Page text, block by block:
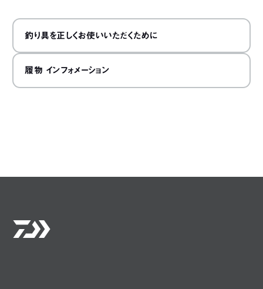
釣り具を正しくお使いいただくために
履物 インフォメーション